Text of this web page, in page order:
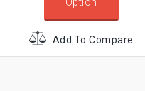
Add To Compare